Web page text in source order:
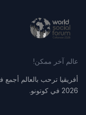
عالم آخر ممكن!
أفريقيا ترحب بالعالم
2026 في كوتونو.